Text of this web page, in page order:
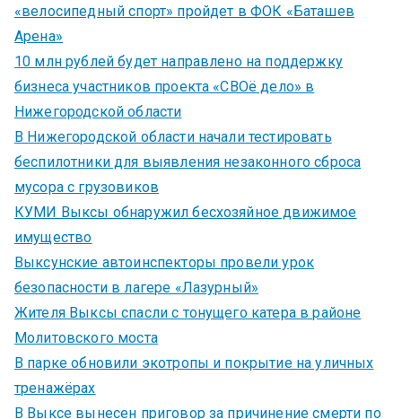
«велосипедный спорт» пройдет в ФОК «Баташев
Арена»
10 млн рублей будет направлено на поддержку
бизнеса участников проекта «СВОё дело» в
Нижегородской области
В Нижегородской области начали тестировать
беспилотники для выявления незаконного сброса
мусора с грузовиков
КУМИ Выксы обнаружил бесхозяйное движимое
имущество
Выксунские автоинспекторы провели урок
безопасности в лагере «Лазурный»
Жителя Выксы спасли с тонущего катера в районе
Молитовского моста
В парке обновили экотропы и покрытие на уличных
тренажёрах
В Выксе вынесен приговор за причинение смерти по